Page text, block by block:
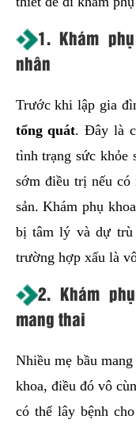
1. Khám
nhân
Trước khi lập gia
tổng quát. Đây là
tình trạng sức khỏe
sớm điều trị nếu có
sản. Khám phụ
bị tâm lý và dự trù
trường hợp xấu là
2. Khám
mang thai
Nhiều mẹ bầu
khoa, điều đó vô
có thể lây bệnh